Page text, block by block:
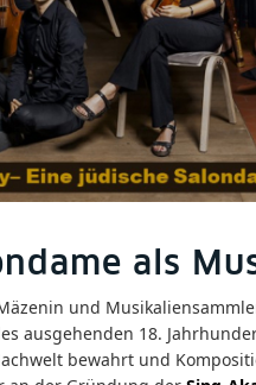
© Gestaltung: Ann Katrin
als
und
ausgehenden 18.
bewahrt und